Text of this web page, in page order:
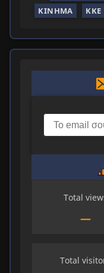
ΚΊΝΗΜΑ
ΚΚΕ
Total
—
Total